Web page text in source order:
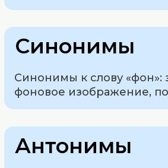
Синонимы
Синонимы к слову «фон»:
фоновое изображение,
Антонимы